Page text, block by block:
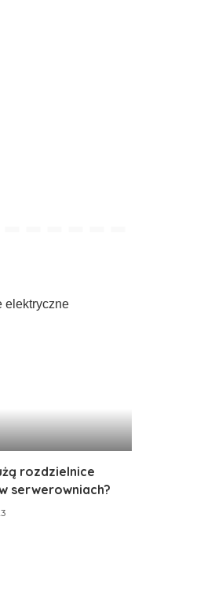
rozdzielnice
serwerowniach?